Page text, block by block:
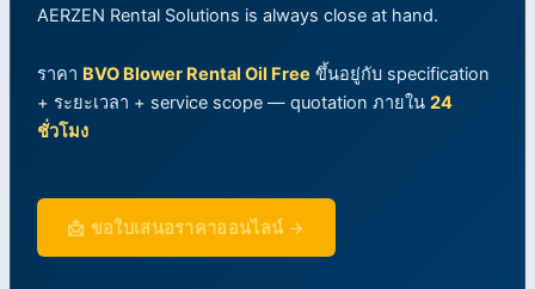
AERZEN Rental Solutions is always close at hand.
ราคา BVO Blower Rental Oil Free ขึ้นอยู่กับ specification
+ ระยะเวลา + service scope — quotation ภายใน 24
ชั่วโมง
📩 ขอใบเสนอราคาออนไลน์ →